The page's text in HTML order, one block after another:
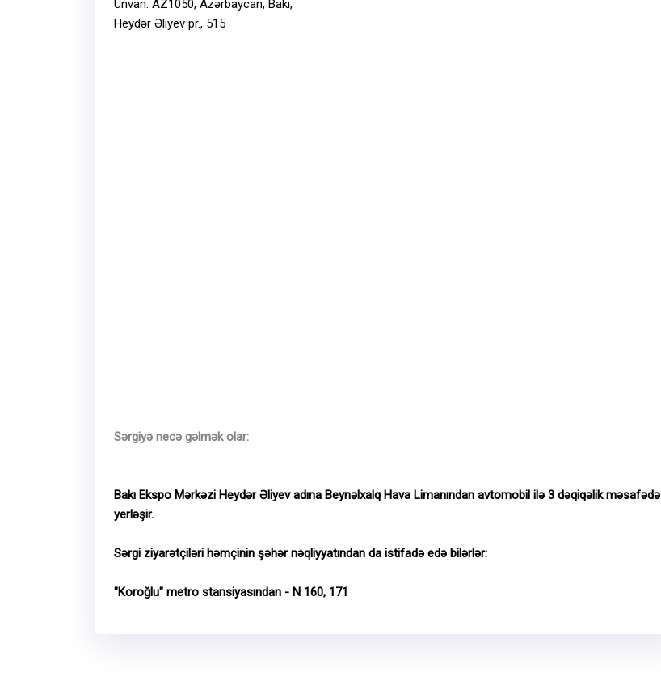
Ünvan: AZ1050, Azərbaycan, Bakı,
Heydər Əliyev pr., 515
Sərgiyə necə gəlmək olar:
Bakı Ekspo Mərkəzi Heydər Əliyev adına Beynəlxalq Hava Limanından avtomobil ilə 3 dəqiqəlik məsafədə
yerləşir.
Sərgi ziyarətçiləri həmçinin şəhər nəqliyyatından da istifadə edə bilərlər:
"Koroğlu" metro stansiyasından - N 160, 171